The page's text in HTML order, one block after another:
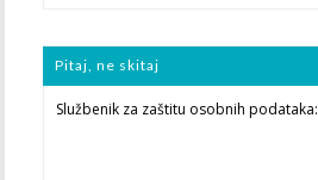
Pitaj, ne skitaj
Službenik za zaštitu osobnih podataka: